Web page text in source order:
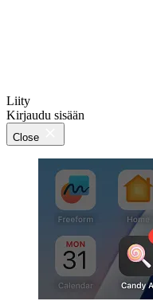
Liity
Kirjaudu sisään
Close